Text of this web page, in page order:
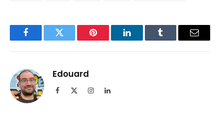
FacebookTwitter Pinterest LinkedInTumblr Email
Edouard
Facebook InstagramLinkedIn